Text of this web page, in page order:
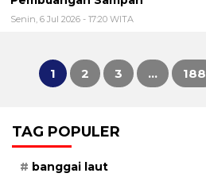
Senin, 6 Jul 2026 - 17:20 WITA
Paginasi
pos
1 2 3 … 188
TAG POPULER
banggai laut